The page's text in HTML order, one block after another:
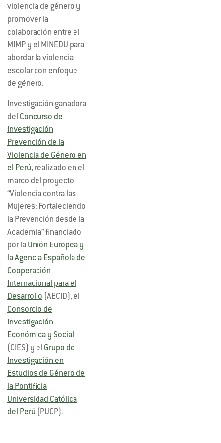
violencia de género y
promover la
colaboración entre el
MIMP y el MINEDU para
abordar la violencia
escolar con enfoque
de género.
Investigación ganadora
del Concurso de
Investigación
Prevención de la
Violencia de Género en
el Perú, realizado en el
marco del proyecto
“Violencia contra las
Mujeres: Fortaleciendo
la Prevención desde la
Academia” financiado
por la Unión Europea y
la Agencia Española de
Cooperación
Internacional para el
Desarrollo (AECID), el
Consorcio de
Investigación
Económica y Social
(CIES) y el Grupo de
Investigación en
Estudios de Género de
la Pontificia
Universidad Católica
del Perú (PUCP).